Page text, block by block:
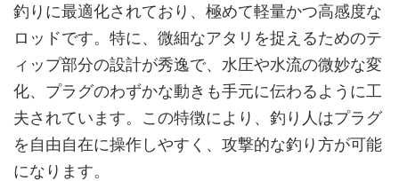
釣りに最適化されており、極めて軽量かつ高感度な
ロッドです。特に、微細なアタリを捉えるためのテ
ィップ部分の設計が秀逸で、水圧や水流の微妙な変
化、プラグのわずかな動きも手元に伝わるように工
夫されています。この特徴により、釣り人はプラグ
を自由自在に操作しやすく、攻撃的な釣り方が可能
になります。